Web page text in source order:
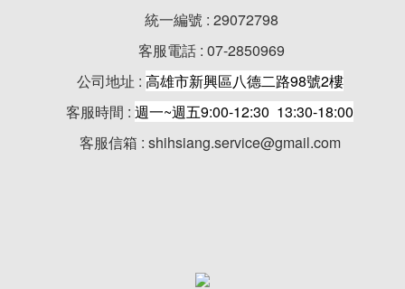
統一編號 : 29072798
客服電話 : 07-2850969
公司地址 : 高雄市新興區八德二路98號2樓
客服時間 : 週一~週五9:00-12:30 13:30-18:00
客服信箱 : shihsiang.service@gmail.com